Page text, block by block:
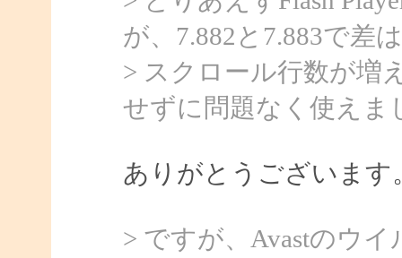
が、7.882と7.883で差
> スクロール行数が増
せずに問題なく使えま
ありがとうございます
> ですが、Avastのウ